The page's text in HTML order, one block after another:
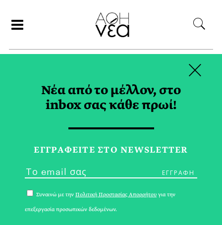
ΙΟΣ ΤΥΠΟΥ A TAG
Νέα από το μέλλον, στο
inbox σας κάθε πρωί!
ΕΓΓPΑΦΕΙΤΕ ΣΤΟ NEWSLETTER
Συναινώ με την Πολιτική Προστασίας Απορρήτου για την
επεξεργασία προσωπικών δεδομένων.
×